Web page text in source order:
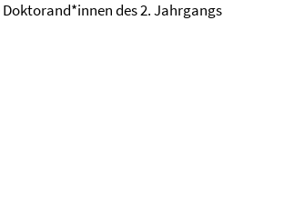
des 2. Jahrgangs